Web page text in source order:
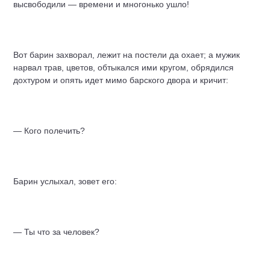
высвободили — времени и многонько ушло!
Вот барин захворал, лежит на постели да охает; а мужик
нарвал трав, цветов, обтыкался ими кругом, обрядился
дохтуром и опять идет мимо барского двора и кричит:
— Кого полечить?
Барин услыхал, зовет его:
— Ты что за человек?